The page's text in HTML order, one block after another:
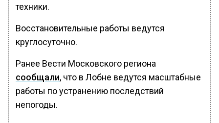
техники.
Восстановительные работы ведутся
круглосуточно.
Ранее Вести Московского региона
сообщали, что в Лобне ведутся масштабные
работы по устранению последствий
непогоды.